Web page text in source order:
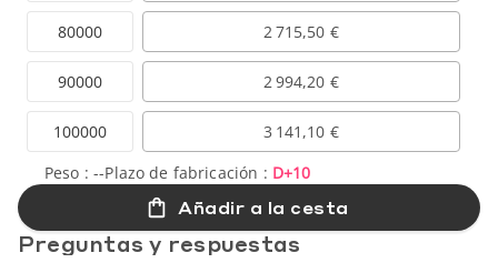
80000
90000
100000
2 715,50 €
2 994,20 €
3 141,10 €
Peso :--Plazo de fabricación : D+10
Añadir a la cesta
Preguntas y respuestas